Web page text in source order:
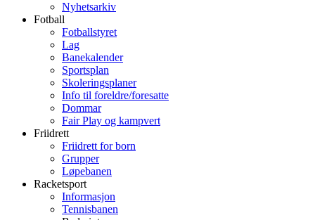
Nyhetsarkiv
Fotball
Fotballstyret
Lag
Banekalender
Sportsplan
Skoleringsplaner
Info til foreldre/foresatte
Dommar
Fair Play og kampvert
Friidrett
Friidrett for born
Grupper
Løpebanen
Racketsport
Informasjon
Tennisbanen